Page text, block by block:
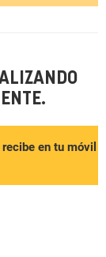
en tu móvil